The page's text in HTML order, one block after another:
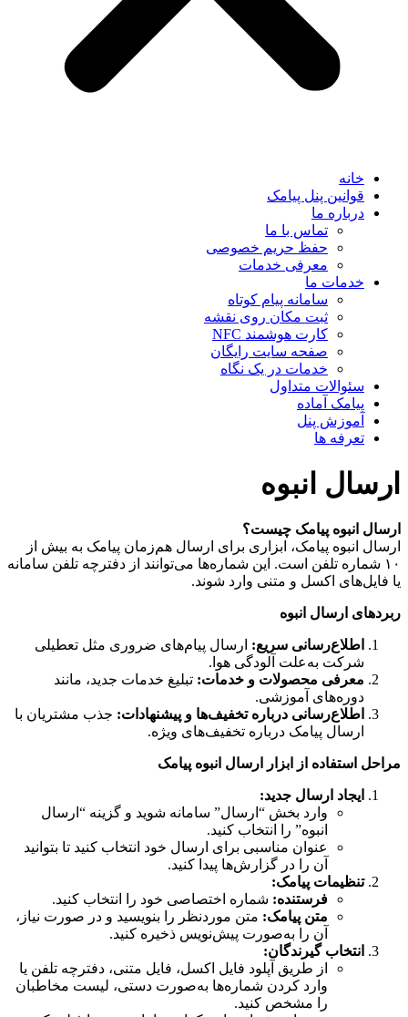
خانه
قوانین پنل پیامک
درباره ما
تماس با ما
حفظ حریم خصوصی
معرفی خدمات
خدمات ما
سامانه پیام کوتاه
ثبت مکان روی نقشه
کارت هوشمند NFC
صفحه سایت رایگان
خدمات در یک نگاه
سئوالات متداول
پیامک آماده
آموزش پنل
تعرفه ها
ارسال انبوه
ارسال انبوه پیامک چیست؟
ارسال انبوه پیامک، ابزاری برای ارسال هم‌زمان پیامک به بیش از
۱۰ شماره تلفن است. این شماره‌ها می‌توانند از دفترچه تلفن سامانه
یا فایل‌های اکسل و متنی وارد شوند.
ربردهای ارسال انبوه
اطلاع‌رسانی سریع: ارسال پیام‌های ضروری مثل تعطیلی
شرکت به‌علت آلودگی هوا.
معرفی محصولات و خدمات: تبلیغ خدمات جدید، مانند
دوره‌های آموزشی.
اطلاع‌رسانی درباره تخفیف‌ها و پیشنهادات: جذب مشتریان با
ارسال پیامک درباره تخفیف‌های ویژه.
مراحل استفاده از ابزار ارسال انبوه پیامک
ایجاد ارسال جدید:
وارد بخش “ارسال” سامانه شوید و گزینه “ارسال
انبوه” را انتخاب کنید.
عنوان مناسبی برای ارسال خود انتخاب کنید تا بتوانید
آن را در گزارش‌ها پیدا کنید.
تنظیمات پیامک:
فرستنده: شماره اختصاصی خود را انتخاب کنید.
متن پیامک: متن موردنظر را بنویسید و در صورت نیاز،
آن را به‌صورت پیش‌نویس ذخیره کنید.
انتخاب گیرندگان:
از طریق آپلود فایل اکسل، فایل متنی، دفترچه تلفن یا
وارد کردن شماره‌ها به‌صورت دستی، لیست مخاطبان
را مشخص کنید.